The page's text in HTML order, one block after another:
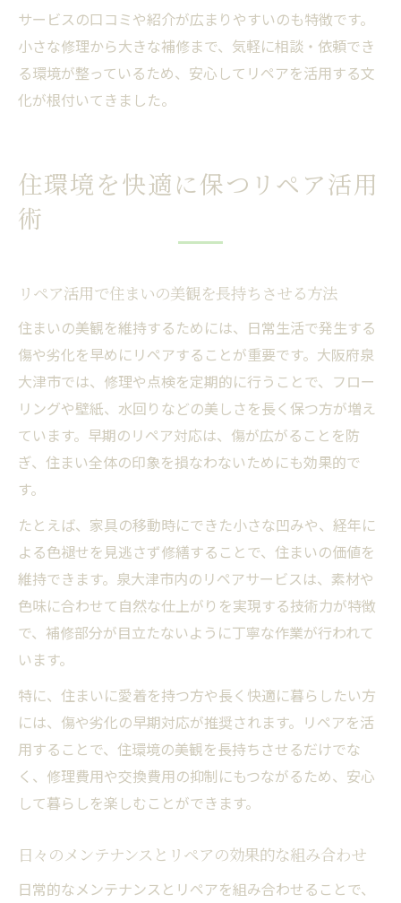
サービスの口コミや紹介が広まりやすいのも特徴です。
小さな修理から大きな補修まで、気軽に相談・依頼でき
る環境が整っているため、安心してリペアを活用する文
化が根付いてきました。
住環境を快適に保つリペア活用
術
リペア活用で住まいの美観を長持ちさせる方法
住まいの美観を維持するためには、日常生活で発生する
傷や劣化を早めにリペアすることが重要です。大阪府泉
大津市では、修理や点検を定期的に行うことで、フロー
リングや壁紙、水回りなどの美しさを長く保つ方が増え
ています。早期のリペア対応は、傷が広がることを防
ぎ、住まい全体の印象を損なわないためにも効果的で
す。
たとえば、家具の移動時にできた小さな凹みや、経年に
よる色褪せを見逃さず修繕することで、住まいの価値を
維持できます。泉大津市内のリペアサービスは、素材や
色味に合わせて自然な仕上がりを実現する技術力が特徴
で、補修部分が目立たないように丁寧な作業が行われて
います。
特に、住まいに愛着を持つ方や長く快適に暮らしたい方
には、傷や劣化の早期対応が推奨されます。リペアを活
用することで、住環境の美観を長持ちさせるだけでな
く、修理費用や交換費用の抑制にもつながるため、安心
して暮らしを楽しむことができます。
日々のメンテナンスとリペアの効果的な組み合わせ
日常的なメンテナンスとリペアを組み合わせることで、